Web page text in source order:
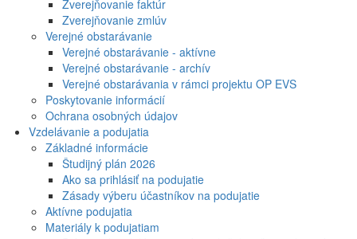
Zverejňovanie faktúr
Zverejňovanie zmlúv
Verejné obstarávanie
Verejné obstarávanie - aktívne
Verejné obstarávanie - archív
Verejné obstarávania v rámci projektu OP EVS
Poskytovanie informácií
Ochrana osobných údajov
Vzdelávanie a podujatia
Základné informácie
Študijný plán 2026
Ako sa prihlásiť na podujatie
Zásady výberu účastníkov na podujatie
Aktívne podujatia
Materiály k podujatiam